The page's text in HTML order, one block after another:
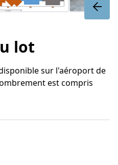
lot
sur l'aéroport de
est compris